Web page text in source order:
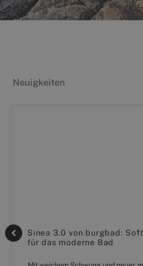
Neuigkeiten
Sinea 3.0 von burgbad:
für das moderne Bad